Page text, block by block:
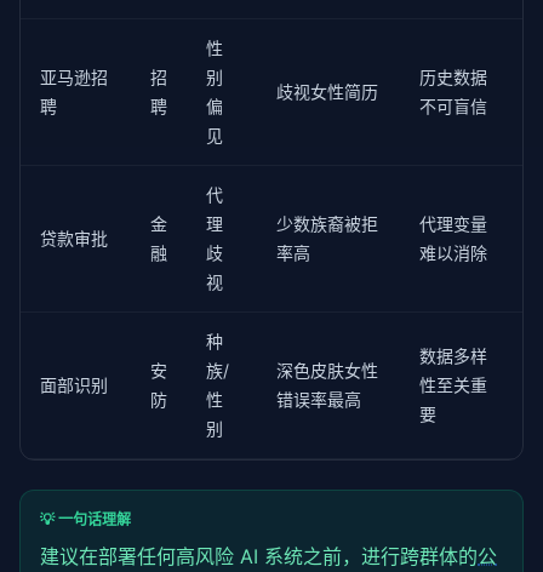
亚马逊招
聘
招
聘
性
别
偏
见
歧视女性简历
历史数据
不可盲信
贷款审批
金
融
代
理
歧
视
少数族裔被拒
率高
代理变量
难以消除
面部识别
安
防
种
族/
性
别
深色皮肤女性
错误率最高
数据多样
性至关重
要
💡 一句话理解
建议在部署任何高风险 AI 系统之前，进行跨群体的公